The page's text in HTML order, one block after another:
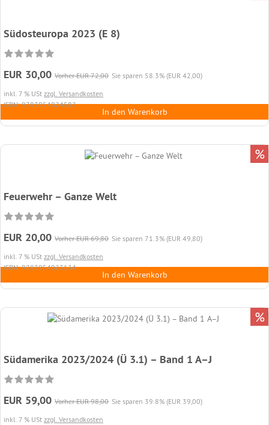
Südosteuropa 2023 (E 8)
EUR 30,00 Vorher EUR 72,00 Sie sparen 58.3% (EUR 42,00)
inkl. 7 % USt zzgl. Versandkosten
ISBN: 9783954024582
In den Warenkorb
Feuerwehr – Ganze Welt
EUR 20,00 Vorher EUR 69,80 Sie sparen 71.3% (EUR 49,80)
inkl. 7 % USt zzgl. Versandkosten
ISBN: 9783954023134
In den Warenkorb
%
Südamerika 2023/2024 (Ü 3.1) – Band 1 A–J
EUR 59,00 Vorher EUR 98,00 Sie sparen 39.8% (EUR 39,00)
inkl. 7 % USt zzgl. Versandkosten
%